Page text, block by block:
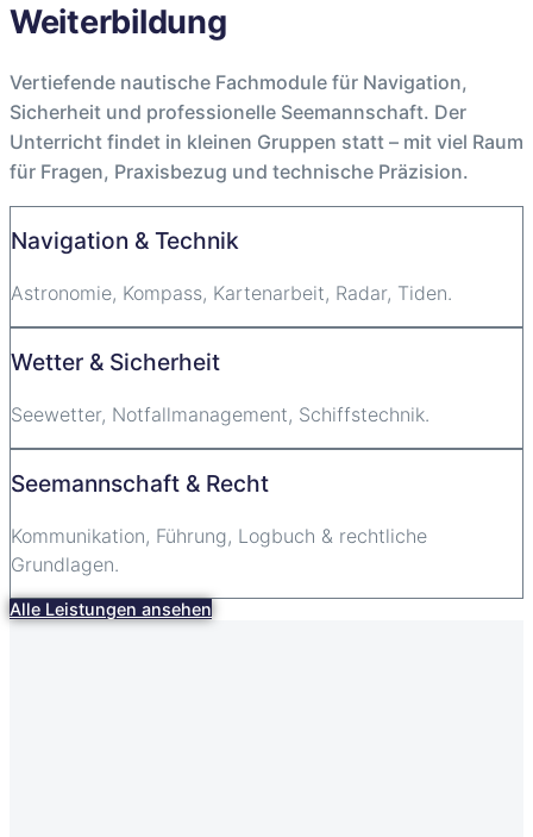
Weiterbildung
Vertiefende nautische Fachmodule für Navigation,
Sicherheit und professionelle Seemannschaft. Der
Unterricht findet in kleinen Gruppen statt – mit viel Raum
für Fragen, Praxisbezug und technische Präzision.
Navigation & Technik
Astronomie, Kompass, Kartenarbeit, Radar, Tiden.
Wetter & Sicherheit
Seewetter, Notfallmanagement, Schiffstechnik.
Seemannschaft & Recht
Kommunikation, Führung, Logbuch & rechtliche
Grundlagen.
Alle Leistungen ansehen